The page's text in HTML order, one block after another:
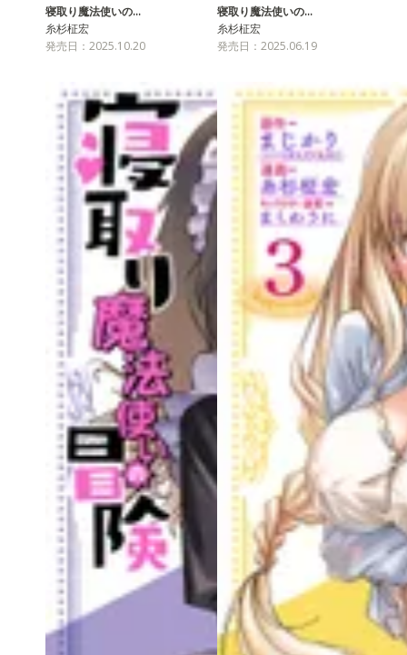
寝取り魔法使いの…
糸杉柾宏
発売日：2025.10.20
寝取り魔法使いの…
糸杉柾宏
発売日：2025.06.19